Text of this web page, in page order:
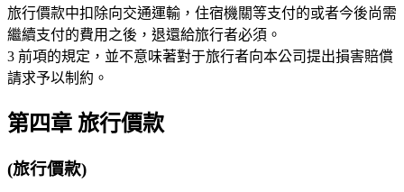
旅行價款中扣除向交通運輸，住宿機關等支付的或者今後尚需
繼續支付的費用之後，退還給旅行者必須。
3 前項的規定，並不意味著對于旅行者向本公司提出損害賠償
請求予以制約。
第四章 旅行價款
(旅行價款)